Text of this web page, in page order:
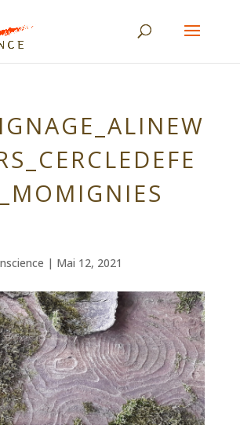
| Mai 12, 2021